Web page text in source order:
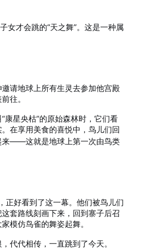
女才会跳的“天之舞”。这是一种属
请地球上所有生灵去参加他宫殿
往。
康星央枯”的原始森林时，它们看
。在享用美食的喜悦中，鸟儿们回
来——这就是地球上第一次由鸟类
正好看到了这一幕。他们被鸟儿们
套路线刻画下来，回到寨子后召
模仿鸟雀的舞姿起舞。
代代相传，一直跳到了今天。